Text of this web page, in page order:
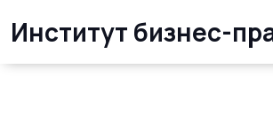
Институт бизнес-